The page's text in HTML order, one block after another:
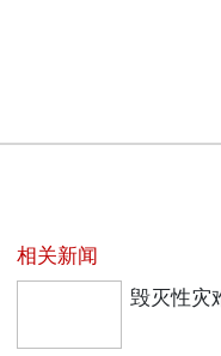
相关新闻
毁灭性灾